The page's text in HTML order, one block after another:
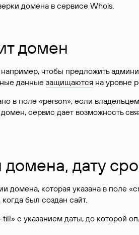
домена в сервисе Whois.
домен
например, чтобы предложить
данные защищаются на уровне
в поле «person», если
сервис дает возможность
домена, дату
домена, которая указана в поле
был создан сайт.
с указанием даты, до которой